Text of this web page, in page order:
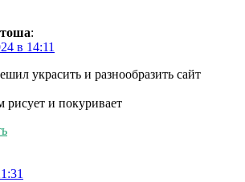
:
в 14:11
украсить и разнообразить сайт
рисует и покуривает